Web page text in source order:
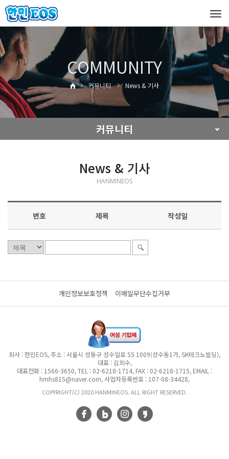
COMMUNITY
커뮤니티 News & 기사
커뮤니티
News & 기사
HANMINEOS
번호 제목 작성일
개인정보보호정책 이메일무단수집거부
회사 : 한민EOS, 주소 : 서울시 성동구 성수일로 55 1009(성수동1가, SK테크노빌딩),
대표 : 김희수,
대표전화 : 1566-3650, TEL : 02-6218-1714, FAX : 02-6218-1715, EMAIL :
hmhs815@naver.com, 사업자등록번호 : 107-08-34428,
COPYRIGHT(C) 2020 HANMINEOS. ALL RIGHT RESERVED.